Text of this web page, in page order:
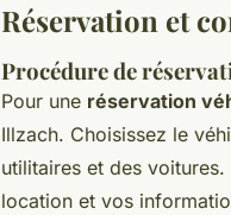
Réservation et
Procédure de
Pour une réservation
Illzach. Choisissez le
utilitaires et des
location et vos